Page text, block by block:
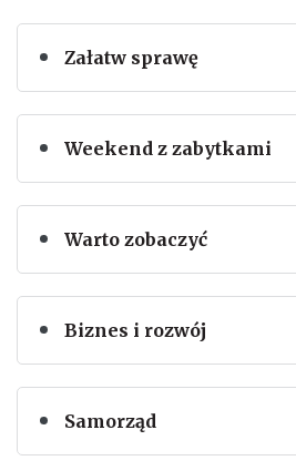
Załatw sprawę
Weekend z zabytkami
Warto zobaczyć
Biznes i rozwój
Samorząd